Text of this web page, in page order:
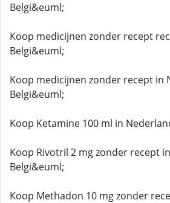
Belgi&euml;
Koop medicijnen zonder recept
Belgi&euml;
Koop medicijnen zonder recept in
Belgi&euml;
Koop Ketamine 100 ml in
Koop Rivotril 2 mg zonder recept
Belgi&euml;
Koop Methadon 10 mg zonder